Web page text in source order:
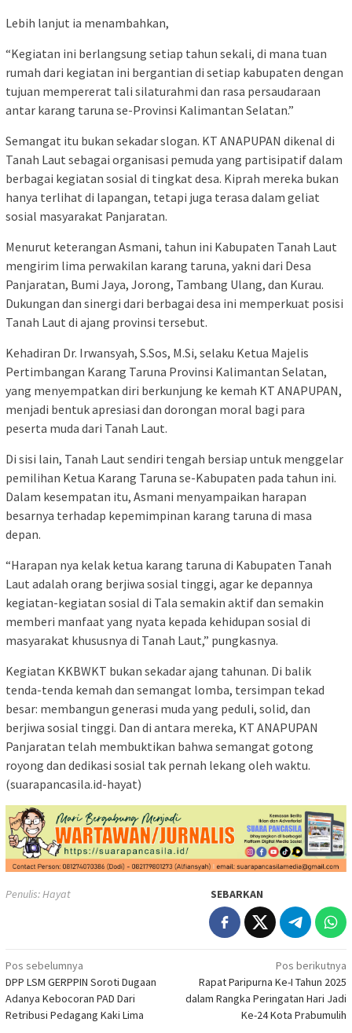
Lebih lanjut ia menambahkan,
“Kegiatan ini berlangsung setiap tahun sekali, di mana tuan
rumah dari kegiatan ini bergantian di setiap kabupaten dengan
tujuan mempererat tali silaturahmi dan rasa persaudaraan
antar karang taruna se-Provinsi Kalimantan Selatan.”
Semangat itu bukan sekadar slogan. KT ANAPUPAN dikenal di
Tanah Laut sebagai organisasi pemuda yang partisipatif dalam
berbagai kegiatan sosial di tingkat desa. Kiprah mereka bukan
hanya terlihat di lapangan, tetapi juga terasa dalam geliat
sosial masyarakat Panjaratan.
Menurut keterangan Asmani, tahun ini Kabupaten Tanah Laut
mengirim lima perwakilan karang taruna, yakni dari Desa
Panjaratan, Bumi Jaya, Jorong, Tambang Ulang, dan Kurau.
Dukungan dan sinergi dari berbagai desa ini memperkuat posisi
Tanah Laut di ajang provinsi tersebut.
Kehadiran Dr. Irwansyah, S.Sos, M.Si, selaku Ketua Majelis
Pertimbangan Karang Taruna Provinsi Kalimantan Selatan,
yang menyempatkan diri berkunjung ke kemah KT ANAPUPAN,
menjadi bentuk apresiasi dan dorongan moral bagi para
peserta muda dari Tanah Laut.
Di sisi lain, Tanah Laut sendiri tengah bersiap untuk menggelar
pemilihan Ketua Karang Taruna se-Kabupaten pada tahun ini.
Dalam kesempatan itu, Asmani menyampaikan harapan
besarnya terhadap kepemimpinan karang taruna di masa
depan.
“Harapan nya kelak ketua karang taruna di Kabupaten Tanah
Laut adalah orang berjiwa sosial tinggi, agar ke depannya
kegiatan-kegiatan sosial di Tala semakin aktif dan semakin
memberi manfaat yang nyata kepada kehidupan sosial di
masyarakat khususnya di Tanah Laut,” pungkasnya.
Kegiatan KKBWKT bukan sekadar ajang tahunan. Di balik
tenda-tenda kemah dan semangat lomba, tersimpan tekad
besar: membangun generasi muda yang peduli, solid, dan
berjiwa sosial tinggi. Dan di antara mereka, KT ANAPUPAN
Panjaratan telah membuktikan bahwa semangat gotong
royong dan dedikasi sosial tak pernah lekang oleh waktu.
(suarapancasila.id-hayat)
Penulis: Hayat SEBARKAN
Navigasi
pos
Pos sebelumnya
DPP LSM GERPPIN Soroti Dugaan
Adanya Kebocoran PAD Dari
Retribusi Pedagang Kaki Lima
Pos berikutnya
Rapat Paripurna Ke-I Tahun 2025
dalam Rangka Peringatan Hari Jadi
Ke-24 Kota Prabumulih